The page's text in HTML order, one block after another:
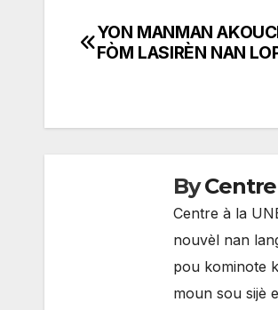
Navigation
YON MANMAN
FÒM LASIRÈN NAN
By
Centre à la
nouvèl nan
pou kominote
moun sou sijè